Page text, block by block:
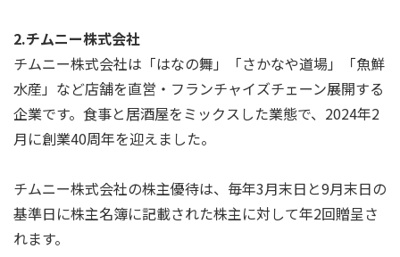
2.チムニー株式会社
チムニー株式会社は「はなの舞」「さかなや道場」「魚鮮
水産」など店舗を直営・フランチャイズチェーン展開する
企業です。食事と居酒屋をミックスした業態で、2024年2
月に創業40周年を迎えました。
チムニー株式会社の株主優待は、毎年3月末日と9月末日の
基準日に株主名簿に記載された株主に対して年2回贈呈さ
れます。